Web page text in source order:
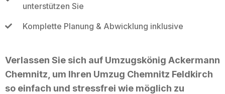
unterstützen Sie
Komplette Planung & Abwicklung inklusive
Verlassen Sie sich auf Umzugskönig Ackermann
Chemnitz, um Ihren Umzug Chemnitz Feldkirch
so einfach und stressfrei wie möglich zu